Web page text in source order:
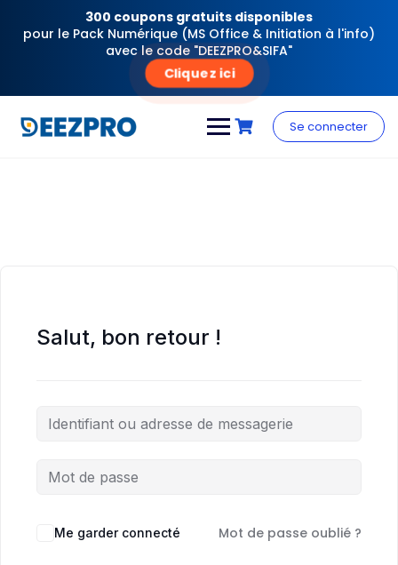
300 coupons gratuits disponibles
pour le Pack Numérique (MS Office & Initiation à l'info)
avec le code "DEEZPRO&SIFA"
Cliquez ici
content
Se connecter
Salut, bon retour !
Me garder connecté Mot de passe oublié ?